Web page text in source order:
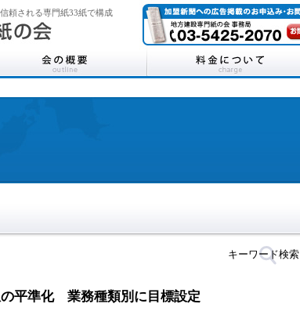
頼される専門紙33紙で構成
キーワード検索
平準化 業務種類別に目標設定